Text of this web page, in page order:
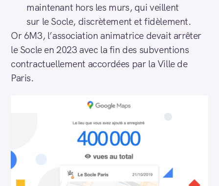
maintenant hors les murs, qui veillent
sur le Socle, discrètement et fidèlement.
Or 6M3, l’association animatrice devait arrêter
le Socle en 2023 avec la fin des subventions
contractuellement accordées par la Ville de
Paris.